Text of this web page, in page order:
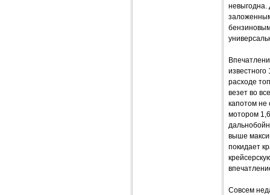
невыгодна.
расходе
везет во
капотом не
мотором
выше
покидает
Совсем